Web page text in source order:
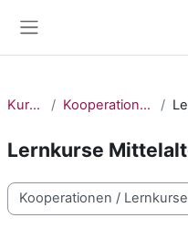
Kurse Kooperationen
Lernkurse
Kursbereiche